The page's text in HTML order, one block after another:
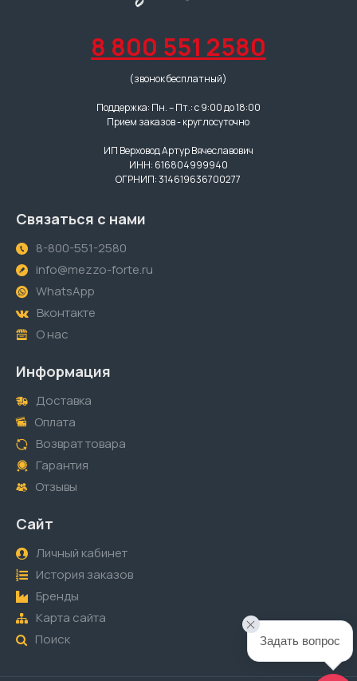
8 800 551 2580
(звонок бесплатный)
Поддержка: Пн. – Пт.: с 9:00 до 18:00
Прием заказов - круглосуточно
ИП Верховод Артур Вячеславович
ИНН: 616804999940
ОГРНИП: 314619636700277
Связаться с нами
8-800-551-2580
info@mezzo-forte.ru
WhatsApp
Вконтакте
О нас
Информация
Доставка
Оплата
Возврат товара
Гарантия
Отзывы
Сайт
Личный кабинет
История заказов
Бренды
Карта сайта
Поиск
Задать вопрос